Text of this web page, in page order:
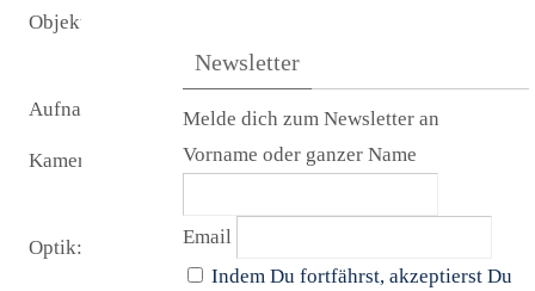
Objekt:
Informationen
Aufnamezeit: 14.11.2012
Kamera:
SBIG ST 8300
Optik:
C 14 SCT
2700 mm
Newsletter
Melde dich zum Newsletter an
Vorname oder ganzer Name
Email
Indem Du fortfährst, akzeptierst Du